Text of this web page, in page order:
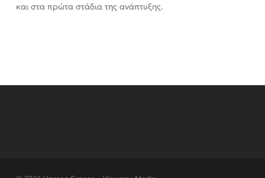
και στα πρώτα στάδια της ανάπτυξης.